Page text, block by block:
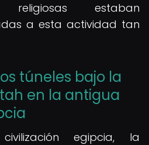
estaban
a esta actividad tan
túneles bajo la
en la antigua
egipcia, la